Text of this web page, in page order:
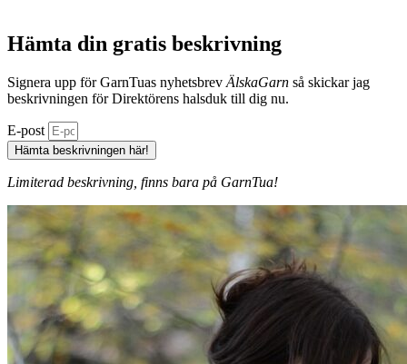
Hämta din gratis beskrivning
Signera upp för GarnTuas nyhetsbrev ÄlskaGarn så skickar jag
beskrivningen för Direktörens halsduk till dig nu.
E-post
Hämta beskrivningen här!
Limiterad beskrivning, finns bara på GarnTua!